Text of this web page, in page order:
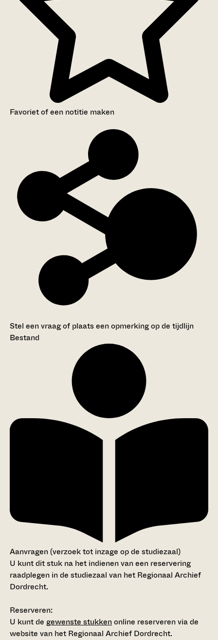
Favoriet of een notitie maken
Stel een vraag of plaats een opmerking op de tijdlijn
Bestand
Aanvragen (verzoek tot inzage op de studiezaal)
U kunt dit stuk na het indienen van een reservering
raadplegen in de studiezaal van het Regionaal Archief
Dordrecht.
Reserveren:
U kunt de gewenste stukkenonline reserveren via de
website van het Regionaal Archief Dordrecht.